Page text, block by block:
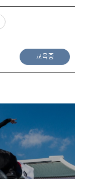
교육중